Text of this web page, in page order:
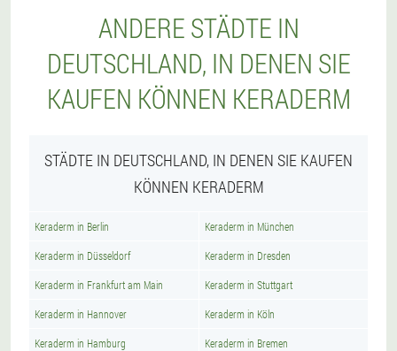
ANDERE STÄDTE IN
DEUTSCHLAND, IN DENEN SIE
KAUFEN KÖNNEN KERADERM
STÄDTE IN DEUTSCHLAND, IN DENEN SIE KAUFEN
KÖNNEN KERADERM
Keraderm in Berlin Keraderm in München
Keraderm in Düsseldorf Keraderm in Dresden
Keraderm in Frankfurt am Main Keraderm in Stuttgart
Keraderm in Hannover Keraderm in Köln
Keraderm in Hamburg Keraderm in Bremen